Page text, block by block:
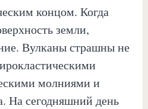
концом. Когда
земли,
Вулканы страшны не
молниями и
На сегодняшний день